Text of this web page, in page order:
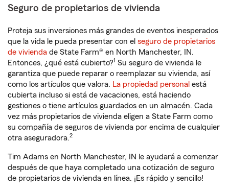
Seguro de propietarios de vivienda
Proteja sus inversiones más grandes de eventos inesperados
que la vida le pueda presentar con el seguro de propietarios
de vivienda de State Farm® en North Manchester, IN.
Entonces, ¿qué está cubierto?1 Su seguro de vivienda le
garantiza que puede reparar o reemplazar su vivienda, así
como los artículos que valora. La propiedad personal está
cubierta incluso si está de vacaciones, está haciendo
gestiones o tiene artículos guardados en un almacén. Cada
vez más propietarios de vivienda eligen a State Farm como
su compañía de seguros de vivienda por encima de cualquier
otra aseguradora.2
Tim Adams en North Manchester, IN le ayudará a comenzar
después de que haya completado una cotización de seguro
de propietarios de vivienda en línea. ¡Es rápido y sencillo!